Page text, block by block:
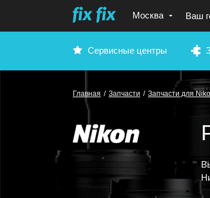
Москва Ваш
Сервисные центры
Главная / Запчасти / Запчасти для